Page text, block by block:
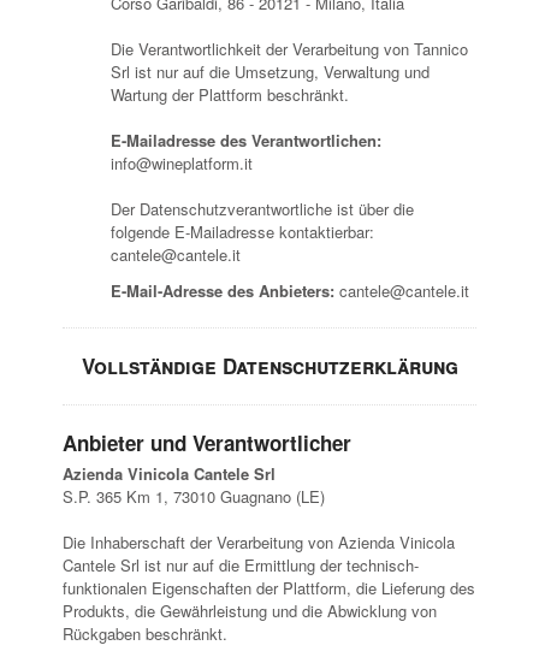
Die Verantwortlichkeit der Verarbeitung von Tannico
Srl ist nur auf die Umsetzung, Verwaltung und
Wartung der Plattform beschränkt.
E-Mailadresse des Verantwortlichen:
info@wineplatform.it
Der Datenschutzverantwortliche ist über die
folgende E-Mailadresse kontaktierbar:
cantele@cantele.it
E-Mail-Adresse des Anbieters: cantele@cantele.it
Vollständige Datenschutzerklärung
Anbieter und Verantwortlicher
Azienda Vinicola Cantele Srl
S.P. 365 Km 1, 73010 Guagnano (LE)
Die Inhaberschaft der Verarbeitung von Azienda Vinicola
Cantele Srl ist nur auf die Ermittlung der technisch-
funktionalen Eigenschaften der Plattform, die Lieferung des
Produkts, die Gewährleistung und die Abwicklung von
Rückgaben beschränkt.